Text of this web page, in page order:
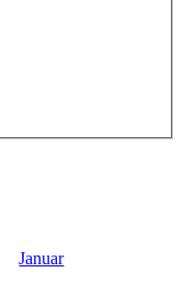
Januar